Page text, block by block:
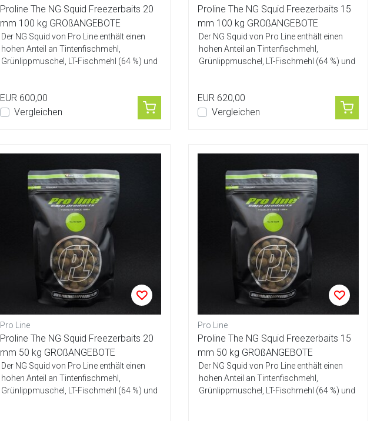
Proline The NG Squid Freezerbaits 20
mm 100 kg GROßANGEBOTE
Der NG Squid von Pro Line enthält einen
hohen Anteil an Tintenfischmehl,
Grünlippmuschel, LT-Fischmehl (64 %) und
EUR 600,00
Vergleichen
Proline The NG Squid Freezerbaits 15
mm 100 kg GROßANGEBOTE
Der NG Squid von Pro Line enthält einen
hohen Anteil an Tintenfischmehl,
Grünlippmuschel, LT-Fischmehl (64 %) und
EUR 620,00
Vergleichen
Pro Line
Proline The NG Squid Freezerbaits 20
mm 50 kg GROßANGEBOTE
Der NG Squid von Pro Line enthält einen
hohen Anteil an Tintenfischmehl,
Grünlippmuschel, LT-Fischmehl (64 %) und
Pro Line
Proline The NG Squid Freezerbaits 15
mm 50 kg GROßANGEBOTE
Der NG Squid von Pro Line enthält einen
hohen Anteil an Tintenfischmehl,
Grünlippmuschel, LT-Fischmehl (64 %) und